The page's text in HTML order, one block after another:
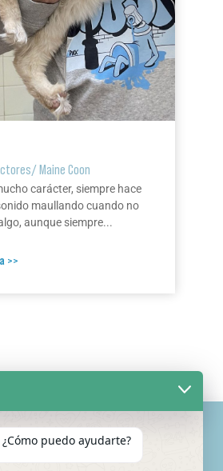
/Maine Coon
carácter, siempre hace
maullando cuando no
aunque siempre...
>>
¿Cómo puedo ayudarte?